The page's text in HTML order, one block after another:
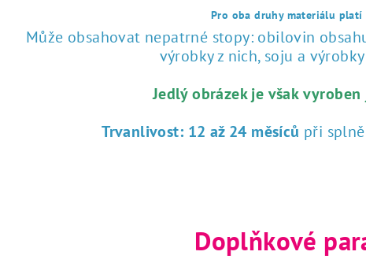
Pro oba druhy materiálu platí
Může obsahovat nepatrné stopy: obilovin
výrobky z nich, soju a
Jedlý obrázek je však
Trvanlivost: 12 až 24 měsíců při
Doplňkové